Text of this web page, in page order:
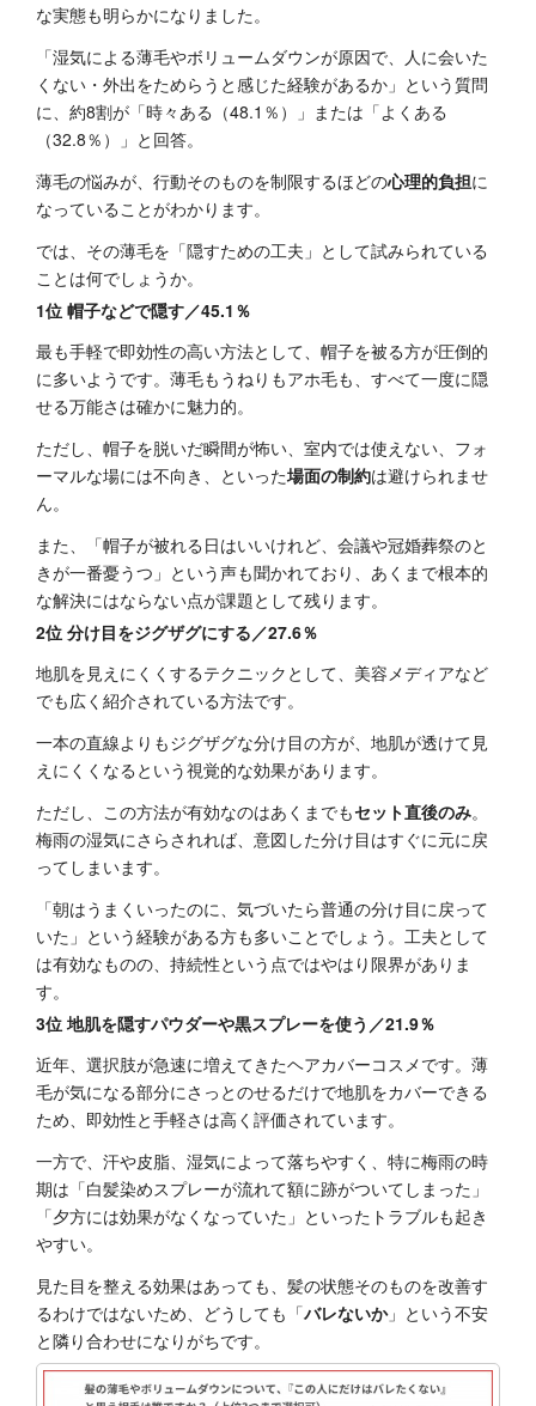
な実態も明らかになりました。
「湿気による薄毛やボリュームダウンが原因で、人に会いた
くない・外出をためらうと感じた経験があるか」という質問
に、約8割が「時々ある（48.1％）」または「よくある
（32.8％）」と回答。
薄毛の悩みが、行動そのものを制限するほどの心理的負担に
なっていることがわかります。
では、その薄毛を「隠すための工夫」として試みられている
ことは何でしょうか。
1位 帽子などで隠す／45.1％
最も手軽で即効性の高い方法として、帽子を被る方が圧倒的
に多いようです。薄毛もうねりもアホ毛も、すべて一度に隠
せる万能さは確かに魅力的。
ただし、帽子を脱いだ瞬間が怖い、室内では使えない、フォ
ーマルな場には不向き、といった場面の制約は避けられませ
ん。
また、「帽子が被れる日はいいけれど、会議や冠婚葬祭のと
きが一番憂うつ」という声も聞かれており、あくまで根本的
な解決にはならない点が課題として残ります。
2位 分け目をジグザグにする／27.6％
地肌を見えにくくするテクニックとして、美容メディアなど
でも広く紹介されている方法です。
一本の直線よりもジグザグな分け目の方が、地肌が透けて見
えにくくなるという視覚的な効果があります。
ただし、この方法が有効なのはあくまでもセット直後のみ。
梅雨の湿気にさらされれば、意図した分け目はすぐに元に戻
ってしまいます。
「朝はうまくいったのに、気づいたら普通の分け目に戻って
いた」という経験がある方も多いことでしょう。工夫として
は有効なものの、持続性という点ではやはり限界がありま
す。
3位 地肌を隠すパウダーや黒スプレーを使う／21.9％
近年、選択肢が急速に増えてきたヘアカバーコスメです。薄
毛が気になる部分にさっとのせるだけで地肌をカバーできる
ため、即効性と手軽さは高く評価されています。
一方で、汗や皮脂、湿気によって落ちやすく、特に梅雨の時
期は「白髪染めスプレーが流れて額に跡がついてしまった」
「夕方には効果がなくなっていた」といったトラブルも起き
やすい。
見た目を整える効果はあっても、髪の状態そのものを改善す
るわけではないため、どうしても「バレないか」という不安
と隣り合わせになりがちです。